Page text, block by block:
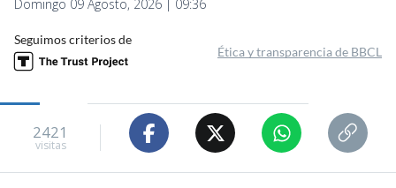
Domingo 09 Agosto, 2026 | 09:36
Seguimos criterios de
Ética y transparencia de BBCL
2421
visitas